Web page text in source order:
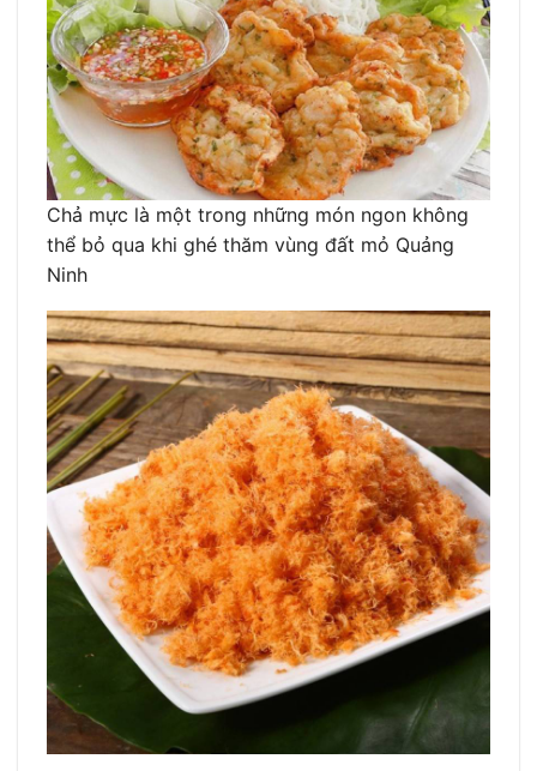
Chả mực là một trong những món ngon không
thể bỏ qua khi ghé thăm vùng đất mỏ Quảng
Ninh